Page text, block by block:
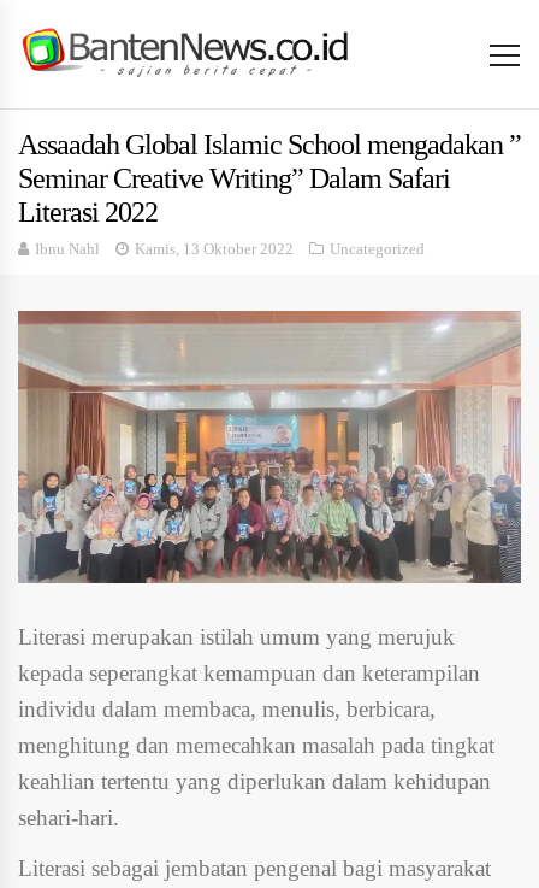
Assaadah Global Islamic School mengadakan ”
Seminar Creative Writing” Dalam Safari
Literasi 2022
Ibnu Nahl Kamis, 13 Oktober 2022 Uncategorized
Literasi merupakan istilah umum yang merujuk
kepada seperangkat kemampuan dan keterampilan
individu dalam membaca, menulis, berbicara,
menghitung dan memecahkan masalah pada tingkat
keahlian tertentu yang diperlukan dalam kehidupan
sehari-hari.
Literasi sebagai jembatan pengenal bagi masyarakat